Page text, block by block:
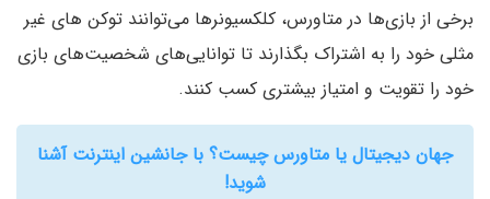
برخی از بازی‌ها در متاورس، کلکسیونرها می‌توانند توکن های غیر
مثلی خود را به اشتراک بگذارند تا توانایی‌های شخصیت‌های بازی
خود را تقویت و امتیاز بیشتری کسب کنند.
جهان دیجیتال یا متاورس چیست؟ با جانشین اینترنت آشنا
شوید!